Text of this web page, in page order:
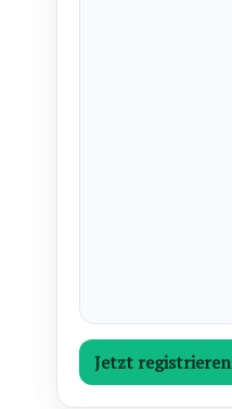
Jetzt registrieren